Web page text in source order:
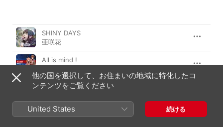
曲 時間
SHINY DAYS
亜咲花
All is mind !
GIVE & TAKE
夏夢ノイジー
他の国を選択して、お住まいの地域に特化したコ
ンテンツをご覧ください
United States 続ける